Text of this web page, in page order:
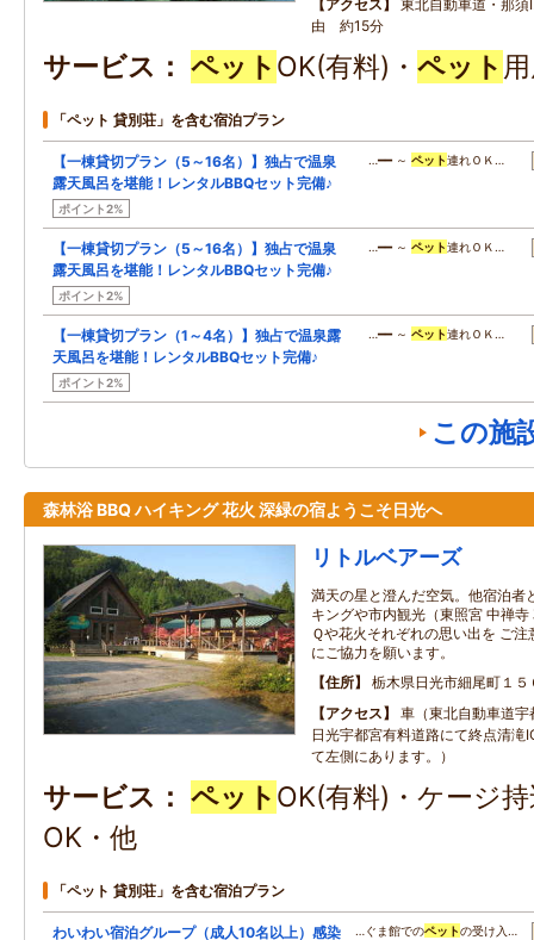
アクセス
東北自動車道・那
由 約15分
サービス ペット OK(有料)・ ペット
「ペット 貸別荘」を含む宿泊プラン
【一棟貸切プラン（5～16名）】独占で温泉
露天風呂を堪能！レンタルBBQセット完備♪
ポイント2%
…━━ ～ ペット連れＯＫ…
【一棟貸切プラン（5～16名）】独占で温泉
露天風呂を堪能！レンタルBBQセット完備♪
ポイント2%
…━━ ～ ペット連れＯＫ…
【一棟貸切プラン（1～4名）】独占で温泉露
天風呂を堪能！レンタルBBQセット完備♪
ポイント2%
…━━ ～ ペット連れＯＫ…
この施
森林浴 BBQ ハイキング 花火 深緑の宿ようこそ日光へ
リトルベアーズ
満天の星と澄んだ空気。他宿泊者
キングや市内観光（東照宮 中禅
Ｑや花火それぞれの思い出を ご
にご協力を願います。
住所
栃木県日光市細尾町１５
アクセス
車（東北自動車道
日光宇都宮有料道路にて終点清滝
て左側にあります。）
サービス ペット OK(有料)・ケージ
OK・他
「ペット 貸別荘」を含む宿泊プラン
わいわい宿泊グループ（成人10名以上）感染 …ぐま館でのペットの受け入…